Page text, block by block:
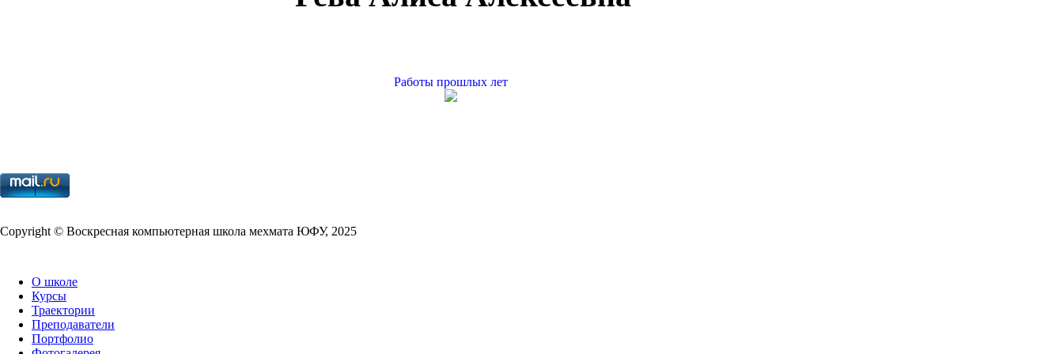
Работы прошлых лет
Copy­right © Воскресная компьютерная школа мехмата ЮФУ, 2025
О школе
Курсы
Траектории
Преподаватели
Портфолио